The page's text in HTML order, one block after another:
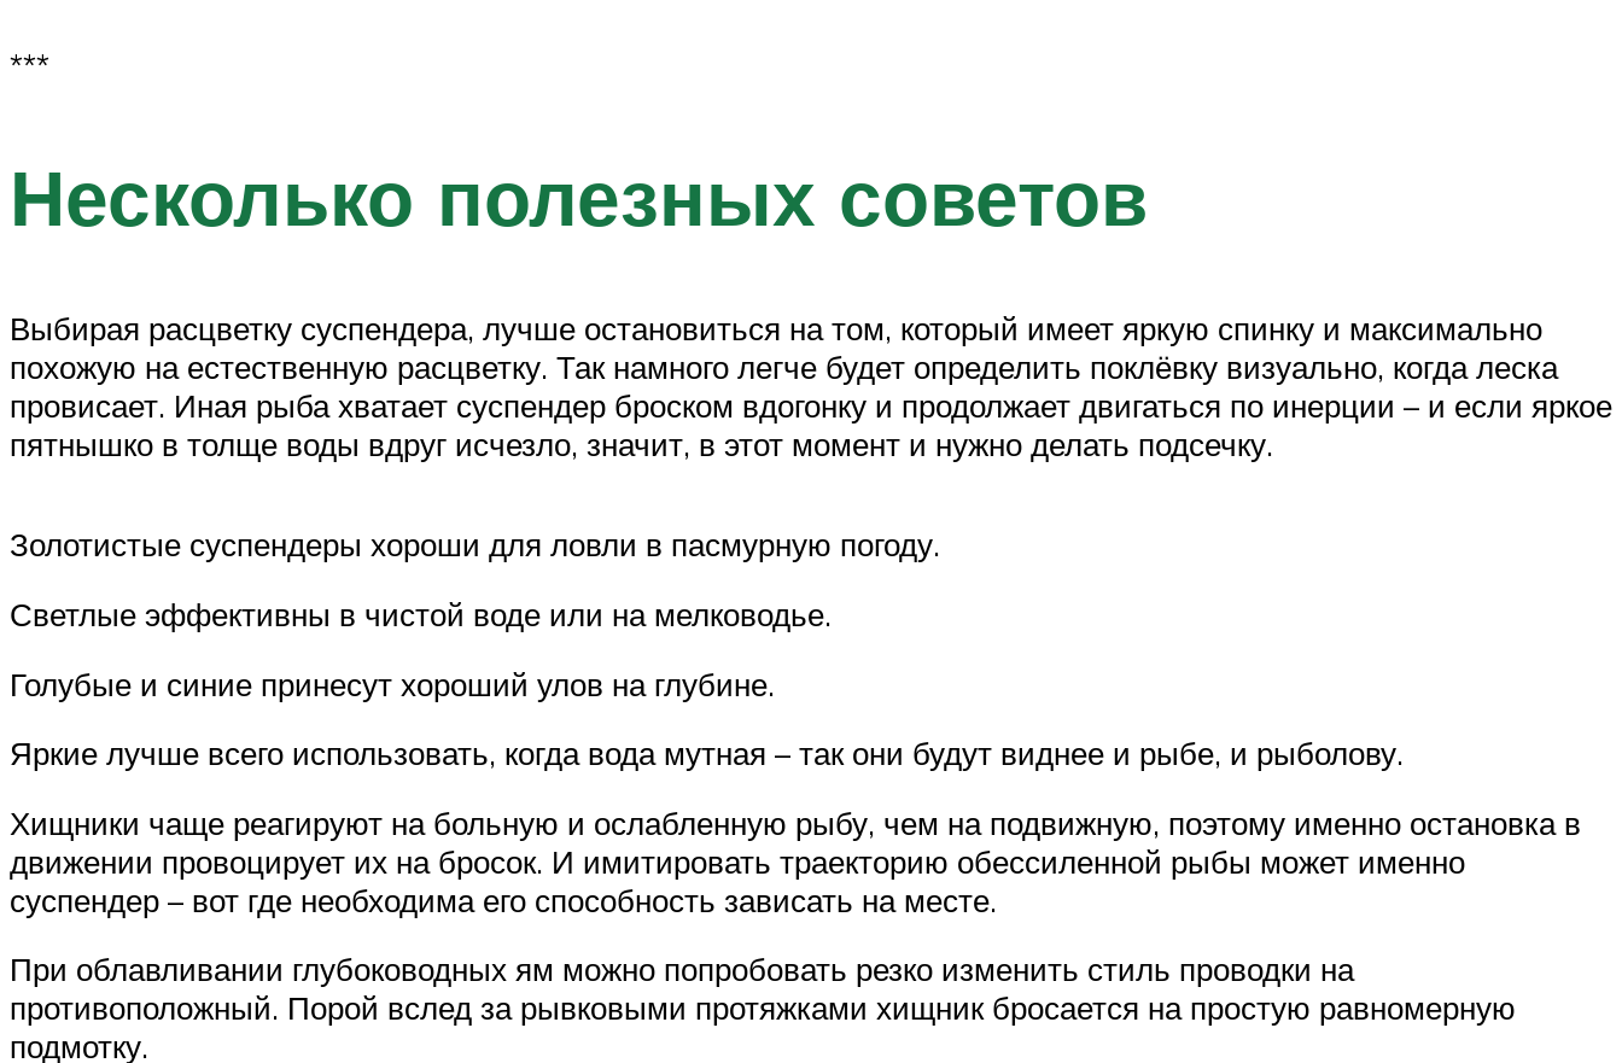
***
Несколько полезных советов
Выбирая расцветку суспендера, лучше остановиться на том, который имеет яркую спинку и максимально
похожую на естественную расцветку. Так намного легче будет определить поклёвку визуально, когда леска
провисает. Иная рыба хватает суспендер броском вдогонку и продолжает двигаться по инерции – и если яркое
пятнышко в толще воды вдруг исчезло, значит, в этот момент и нужно делать подсечку.
Золотистые суспендеры хороши для ловли в пасмурную погоду.
Светлые эффективны в чистой воде или на мелководье.
Голубые и синие принесут хороший улов на глубине.
Яркие лучше всего использовать, когда вода мутная – так они будут виднее и рыбе, и рыболову.
Хищники чаще реагируют на больную и ослабленную рыбу, чем на подвижную, поэтому именно остановка в
движении провоцирует их на бросок. И имитировать траекторию обессиленной рыбы может именно
суспендер – вот где необходима его способность зависать на месте.
При облавливании глубоководных ям можно попробовать резко изменить стиль проводки на
противоположный. Порой вслед за рывковыми протяжками хищник бросается на простую равномерную
подмотку.